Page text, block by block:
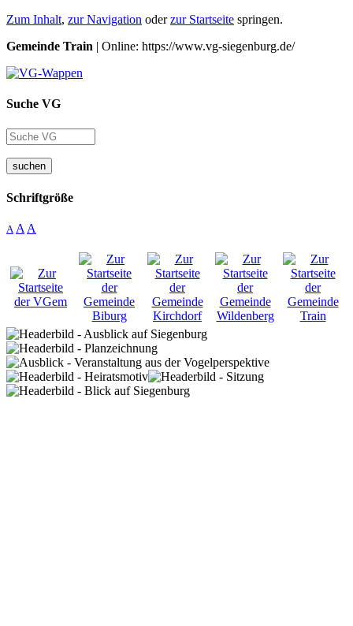
Zum Inhalt, zur Navigation oderzur Startseite springen.
Gemeinde Train | Online: https://www.vg-siegenburg.de/
Suche VG
suchen
Schriftgröße
A A A